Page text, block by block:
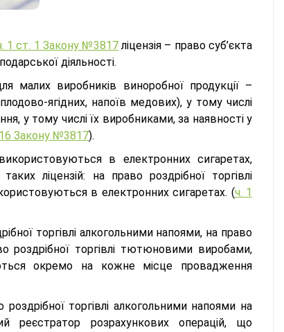
1 ст. 1 Закону №3817ліцензія – право суб’єкта
діяльності.
малих виробників виноробної продукції –
ягідних, напоїв медових), у тому числі
у тому числі їх виробниками, за наявності у
Закону №3817).
в електронних сигаретах,
ліцензій: на право роздрібної торгівлі
в електронних сигаретах. (ч. 1
торгівлі алкогольними напоями, на право
роздрібної торгівлі тютюновими виробами,
окремо на кожне місце провадження
торгівлі алкогольними напоями на
реєстратор розрахункових операцій, що